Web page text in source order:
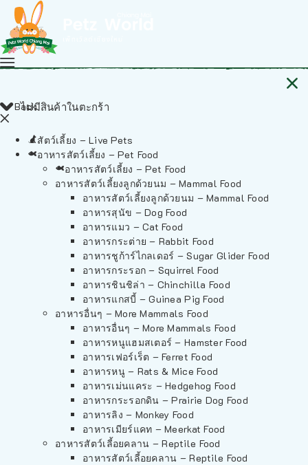
ไม่มีสินค้าในตะกร้า
Back
สัตว์เลี้ยง – Live Pets
อาหารสัตว์เลี้ยง – Pet Food
อาหารสัตว์เลี้ยง – Pet Food
อาหารสัตว์เลี้ยงลูกด้วยนม – Mammal Food
อาหารสัตว์เลี้ยงลูกด้วยนม – Mammal Food
อาหารสุนัข – Dog Food
อาหารแมว – Cat Food
อาหารกระต่าย – Rabbit Food
อาหารชูก้าร์ไกลเดอร์ – Sugar Glider Food
อาหารกระรอก – Squirrel Food
อาหารชินชิล่า – Chinchilla Food
อาหารแกสบี้ – Guinea Pig Food
อาหารอื่นๆ – More Mammals Food
อาหารอื่นๆ – More Mammals Food
อาหารหนูแฮมสเตอร์ – Hamster Food
อาหารเฟอร์เร็ต – Ferret Food
อาหารหนู – Rats & Mice Food
อาหารเม่นแคระ – Hedgehog Food
อาหารกระรอกดิน – Prairie Dog Food
อาหารลิง – Monkey Food
อาหารเมียร์แคท – Meerkat Food
อาหารสัตว์เลี้อยคลาน – Reptile Food
อาหารสัตว์เลี้อยคลาน – Reptile Food